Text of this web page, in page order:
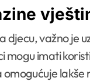
djecu, važno je
mogu imati
lakše